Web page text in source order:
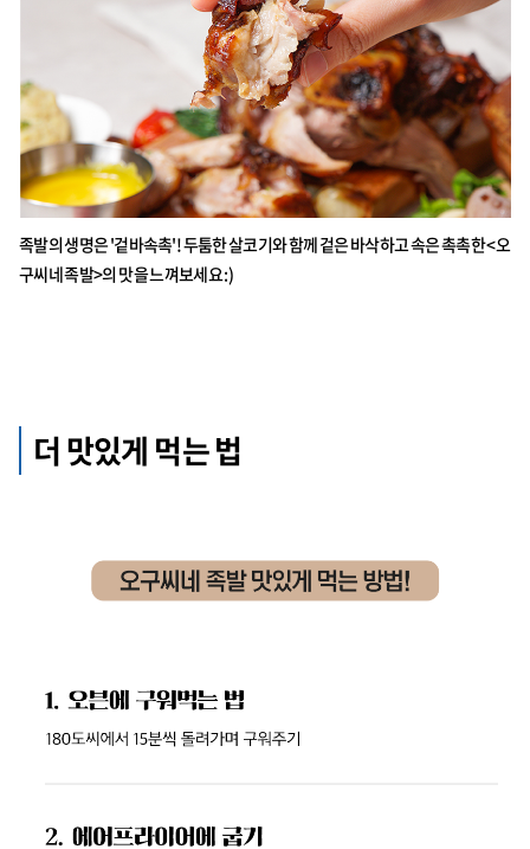
족발의 생명은 '겉바속촉'! 두툼한 살코기와 함께 겉은 바삭하고 속은 촉촉한 <오
구씨네 족발>의 맛을 느껴보세요 :)
더 맛있게 먹는 법